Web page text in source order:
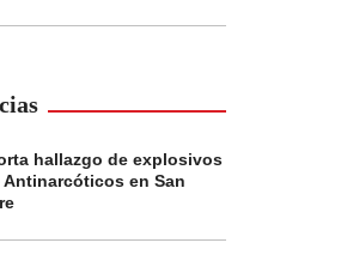
hallazgo de explosivos
Antinarcóticos en San